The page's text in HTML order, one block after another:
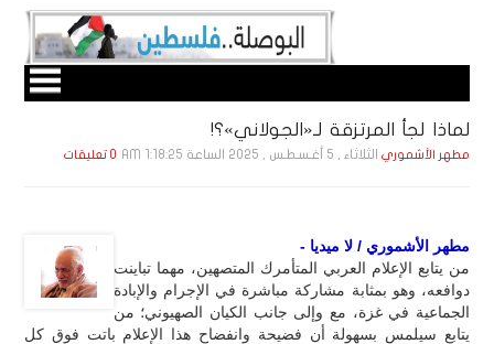
لماذا لجأ المرتزقة لـ«الجولاني»؟!
مطهر الأشموري الثلاثاء , 5 أغـسـطـس , 2025 الساعة 1:18:25 AM 0 تعليقات
مطهر الأشموري / لا ميديا -
من يتابع الإعلام العربي المتأمرك المتصهين، مهما تباينت
دوافعه، وهو بمثابة مشاركة مباشرة في الإجرام والإبادة
الجماعية في غزة، مع وإلى جانب الكيان الصهيوني؛ من
يتابع سيلمس بسهولة أن فضيحة وانفضاح هذا الإعلام باتت فوق كل